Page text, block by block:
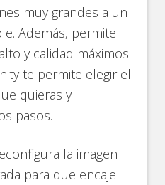
muy grandes a un
Además, permite
y calidad máximos
te permite elegir el
quieras y
pasos.
la imagen
para que encaje